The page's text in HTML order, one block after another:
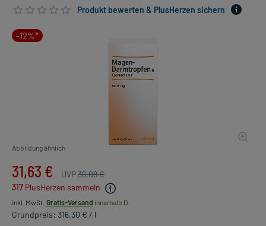
Produkt bewerten & PlusHerzen sichern
-12%*
Abbildung ähnlich
31,63 € UVP36,08 €
317 PlusHerzen sammeln
inkl. MwSt. Gratis-Versand innerhalb D.
Grundpreis: 316,30 € / l